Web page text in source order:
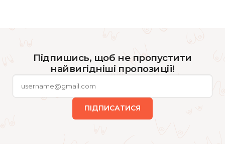
Підпишись, щоб не пропустити
найвигідніші пропозиції!
ПІДПИСАТИСЯ